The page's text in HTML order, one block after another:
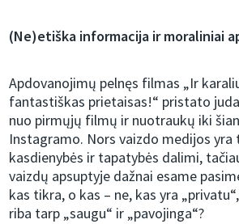
(Ne)etiška informacija ir moraliniai
Apdovanojimų pelnęs filmas „Ir
fantastiškas prietaisas!“ pristato
nuo pirmųjų filmų ir nuotraukų iki
Instagramo. Nors vaizdo medijos yra
kasdienybės ir tapatybės dalimi,
vaizdų apsuptyje dažnai esame
kas tikra, o kas – ne, kas yra
riba tarp „saugu“ ir „pavojinga“?